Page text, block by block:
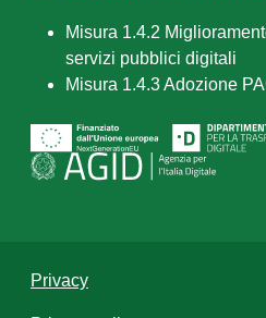
Misura 1.4.2
servizi pubblici digitali
Misura 1.4.3 Adozione
Privacy